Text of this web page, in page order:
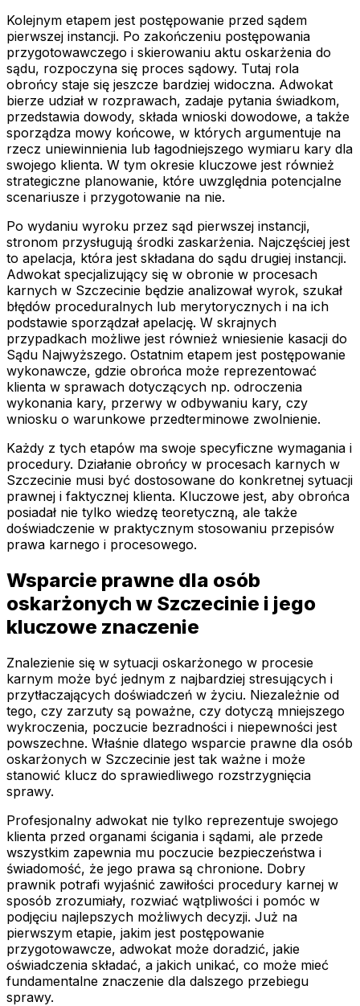
Kolejnym etapem jest postępowanie przed sądem
pierwszej instancji. Po zakończeniu postępowania
przygotowawczego i skierowaniu aktu oskarżenia do
sądu, rozpoczyna się proces sądowy. Tutaj rola
obrońcy staje się jeszcze bardziej widoczna. Adwokat
bierze udział w rozprawach, zadaje pytania świadkom,
przedstawia dowody, składa wnioski dowodowe, a także
sporządza mowy końcowe, w których argumentuje na
rzecz uniewinnienia lub łagodniejszego wymiaru kary dla
swojego klienta. W tym okresie kluczowe jest również
strategiczne planowanie, które uwzględnia potencjalne
scenariusze i przygotowanie na nie.
Po wydaniu wyroku przez sąd pierwszej instancji,
stronom przysługują środki zaskarżenia. Najczęściej jest
to apelacja, która jest składana do sądu drugiej instancji.
Adwokat specjalizujący się w obronie w procesach
karnych w Szczecinie będzie analizował wyrok, szukał
błędów proceduralnych lub merytorycznych i na ich
podstawie sporządzał apelację. W skrajnych
przypadkach możliwe jest również wniesienie kasacji do
Sądu Najwyższego. Ostatnim etapem jest postępowanie
wykonawcze, gdzie obrońca może reprezentować
klienta w sprawach dotyczących np. odroczenia
wykonania kary, przerwy w odbywaniu kary, czy
wniosku o warunkowe przedterminowe zwolnienie.
Każdy z tych etapów ma swoje specyficzne wymagania i
procedury. Działanie obrońcy w procesach karnych w
Szczecinie musi być dostosowane do konkretnej sytuacji
prawnej i faktycznej klienta. Kluczowe jest, aby obrońca
posiadał nie tylko wiedzę teoretyczną, ale także
doświadczenie w praktycznym stosowaniu przepisów
prawa karnego i procesowego.
Wsparcie prawne dla osób
oskarżonych w Szczecinie i jego
kluczowe znaczenie
Znalezienie się w sytuacji oskarżonego w procesie
karnym może być jednym z najbardziej stresujących i
przytłaczających doświadczeń w życiu. Niezależnie od
tego, czy zarzuty są poważne, czy dotyczą mniejszego
wykroczenia, poczucie bezradności i niepewności jest
powszechne. Właśnie dlatego wsparcie prawne dla osób
oskarżonych w Szczecinie jest tak ważne i może
stanowić klucz do sprawiedliwego rozstrzygnięcia
sprawy.
Profesjonalny adwokat nie tylko reprezentuje swojego
klienta przed organami ścigania i sądami, ale przede
wszystkim zapewnia mu poczucie bezpieczeństwa i
świadomość, że jego prawa są chronione. Dobry
prawnik potrafi wyjaśnić zawiłości procedury karnej w
sposób zrozumiały, rozwiać wątpliwości i pomóc w
podjęciu najlepszych możliwych decyzji. Już na
pierwszym etapie, jakim jest postępowanie
przygotowawcze, adwokat może doradzić, jakie
oświadczenia składać, a jakich unikać, co może mieć
fundamentalne znaczenie dla dalszego przebiegu
sprawy.